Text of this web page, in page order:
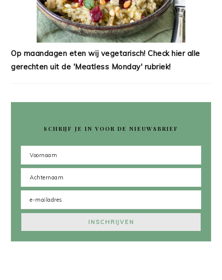
Op maandagen eten wij vegetarisch! Check hier alle
gerechten uit de 'Meatless Monday' rubriek!
SCHRIJF JE IN VOOR DE NIEUWSBRIEF